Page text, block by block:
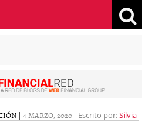
| 4 MARZO, 2020- Escrito por:Silvia